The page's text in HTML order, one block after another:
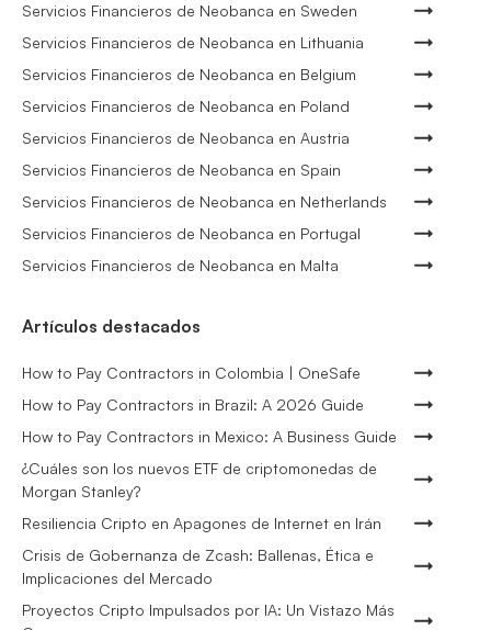
Servicios Financieros de Neobanca en Sweden
Servicios Financieros de Neobanca en Lithuania
Servicios Financieros de Neobanca en Belgium
Servicios Financieros de Neobanca en Poland
Servicios Financieros de Neobanca en Austria
Servicios Financieros de Neobanca en Spain
Servicios Financieros de Neobanca en Netherlands
Servicios Financieros de Neobanca en Portugal
Servicios Financieros de Neobanca en Malta
Artículos destacados
How to Pay Contractors in Colombia | OneSafe
How to Pay Contractors in Brazil: A 2026 Guide
How to Pay Contractors in Mexico: A Business Guide
¿Cuáles son los nuevos ETF de criptomonedas de
Morgan Stanley?
Resiliencia Cripto en Apagones de Internet en Irán
Crisis de Gobernanza de Zcash: Ballenas, Ética e
Implicaciones del Mercado
Proyectos Cripto Impulsados por IA: Un Vistazo Más